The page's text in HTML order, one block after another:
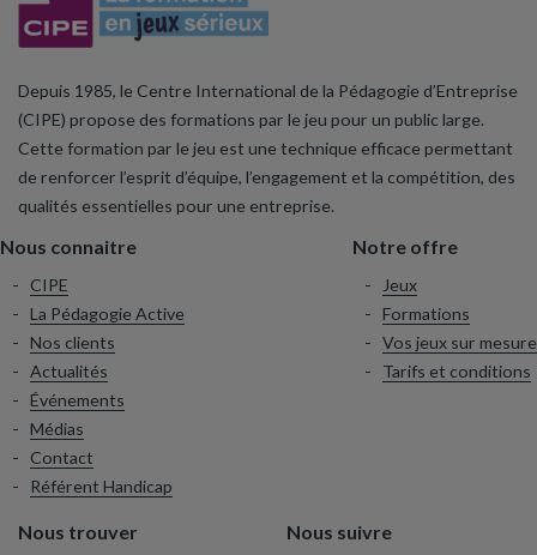
Depuis 1985, le Centre International de la Pédagogie d’Entreprise
(CIPE) propose des formations par le jeu pour un public large.
Cette formation par le jeu est une technique efficace permettant
de renforcer l’esprit d’équipe, l’engagement et la compétition, des
qualités essentielles pour une entreprise.
Nous connaitre
CIPE
La Pédagogie Active
Nos clients
Actualités
Événements
Médias
Contact
Référent Handicap
Notre offre
Jeux
Formations
Vos jeux sur mesure
Tarifs et conditions
Nous trouver Nous suivre